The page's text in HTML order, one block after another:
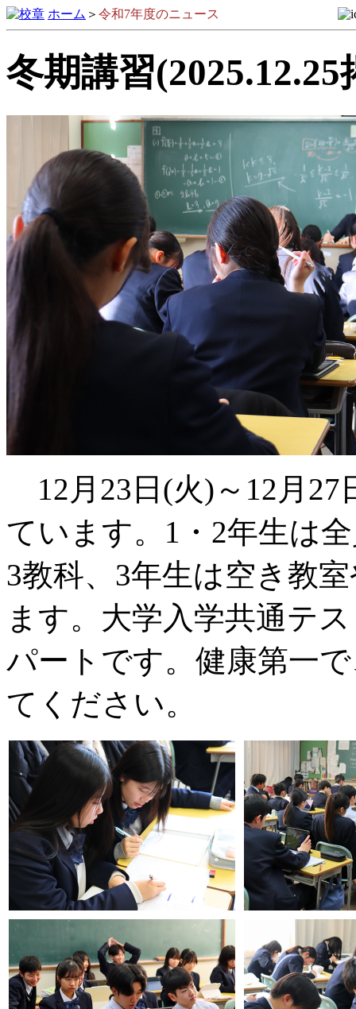
ホーム ＞ 令和7年度のニュース
冬期講習(2025.12.25
12月23日(火)～12月27
ています。1・2年生は
3教科、3年生は空き教
ます。大学入学共通テ
パートです。健康第一
てください。